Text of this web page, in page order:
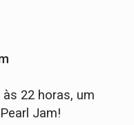
às 22 horas, um
Jam!